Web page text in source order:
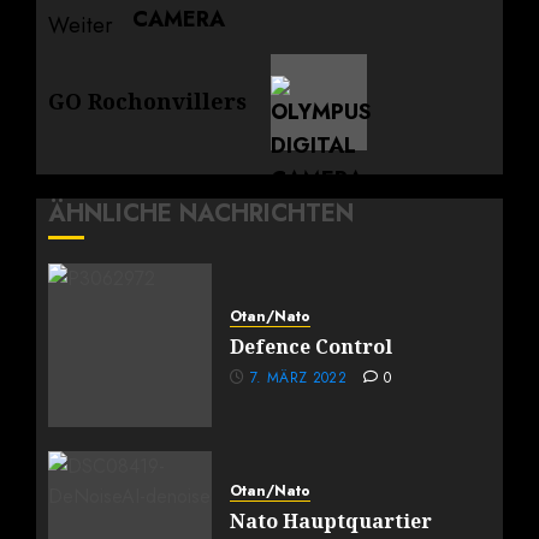
Weiter
Beitrag:
GO Rochonvillers
ÄHNLICHE NACHRICHTEN
Otan/Nato
Defence Control
7. MÄRZ 2022 0
Otan/Nato
Nato Hauptquartier